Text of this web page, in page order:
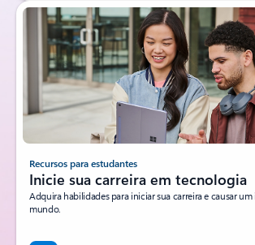
Recursos para estudantes
Inicie sua carreira em tecnologia
Adquira habilidades para iniciar sua carreira e causar
mundo.